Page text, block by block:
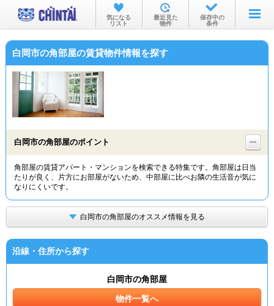
お部屋を探す
沿線・駅から
物件特集から
TOP
気になる
リスト
最近見た
物件
保存中の
条件
白岡市の角部屋の賃貸物件情報を探す
白岡市の角部屋のポイント
角部屋の賃貸アパート・マンションを検索できる特集です。角部屋は日当
たりが良く、片方にお部屋がないため、中部屋に比べお隣の生活音が気に
なりにくいです。
白岡市の角部屋のオススメ情報を見る
沿線・住所から探す
白岡市の角部屋
物件一覧へ